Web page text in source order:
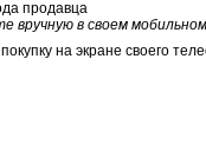
продавца
вручную в своем
на экране своего